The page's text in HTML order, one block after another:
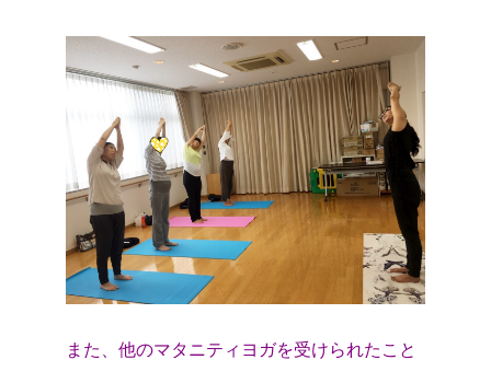
また、他のマタニティヨガを受けられたこと